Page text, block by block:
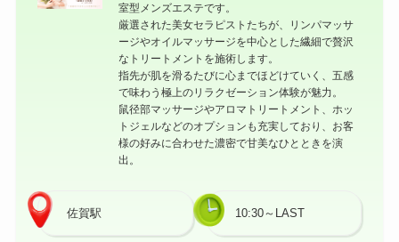
室型メンズエステです。
厳選された美女セラピストたちが、リンパマッサ
ージやオイルマッサージを中心とした繊細で贅沢
なトリートメントを施術します。
指先が肌を滑るたびに心までほどけていく、五感
で味わう極上のリラクゼーション体験が魅力。
鼠径部マッサージやアロマトリートメント、ホッ
トジェルなどのオプションも充実しており、お客
様の好みに合わせた濃密で甘美なひとときを演
出。
佐賀駅 10:30～LAST